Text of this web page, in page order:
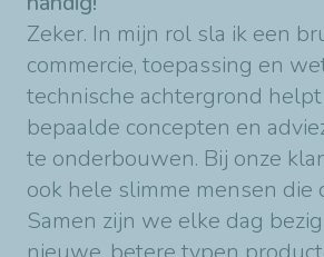
Zeker. In mijn rol sla ik een
commercie, toepassing en
technische achtergrond
bepaalde concepten en
te onderbouwen. Bij onze
ook hele slimme mensen die
Samen zijn we elke dag